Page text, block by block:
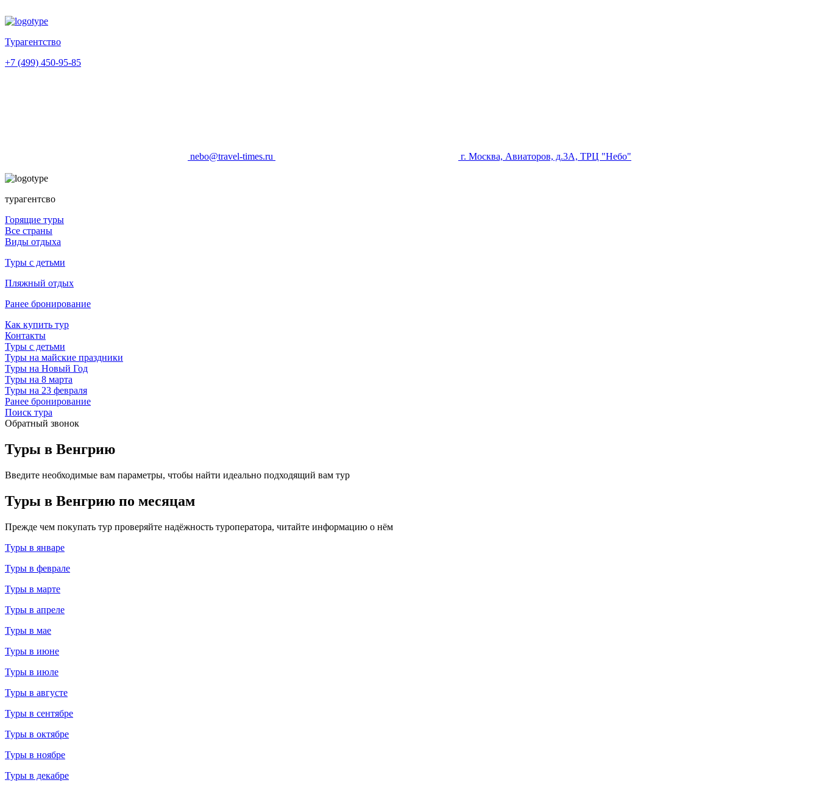
Турагентство
+7 (499) 450-95-85
nebo@travel-times.ru г. Москва, Авиаторов, д.3А, ТРЦ "Небо"
турагентсво
Горящие туры
Все страны
Виды отдыха
Туры с детьми
Пляжный отдых
Ранее бронирование
Как купить тур
Контакты
Туры с детьми
Туры на майские праздники
Туры на Новый Год
Туры на 8 марта
Туры на 23 февраля
Ранее бронирование
Поиск тура
Обратный звонок
Туры в Венгрию
Введите необходимые вам параметры, чтобы найти идеально подходящий вам тур
Туры в Венгрию по месяцам
Прежде чем покупать тур проверяйте надёжность туроператора, читайте информацию о нём
Туры в январе
Туры в феврале
Туры в марте
Туры в апреле
Туры в мае
Туры в июне
Туры в июле
Туры в августе
Туры в сентябре
Туры в октябре
Туры в ноябре
Туры в декабре